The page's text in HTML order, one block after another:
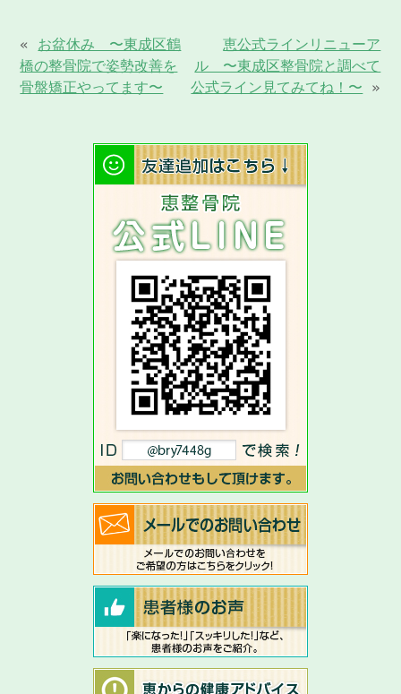
« お盆休み 〜東成区鶴
橋の整骨院で姿勢改善を
骨盤矯正やってます〜
恵公式ラインリニューア
ル 〜東成区整骨院と調べて
公式ライン見てみてね！〜 »